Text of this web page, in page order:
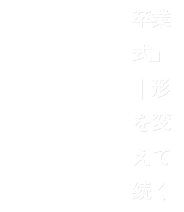
卒業
式」
｜形
を変
えて
続く